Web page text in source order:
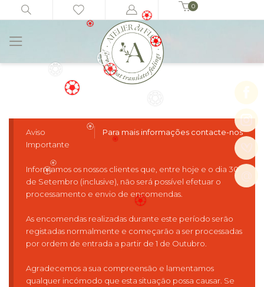
0
Início Ramos e Bouquets Clovis
Para mais informações contacte-nos
Aviso
Importante
Informamos os nossos clientes que, entre hoje e o dia 30
de Setembro (inclusive), não será possível efetuar o
processamento e envio de encomendas.
As encomendas realizadas durante este período serão
registadas normalmente e começarão a ser processadas
por ordem de entrada a partir de 1 de Outubro.
Agradecemos a sua compreensão e lamentamos
qualquer incómodo que esta situação possa causar. Se
🏵️
🏵️
🏵️
🏵️
🏵️
🏵️
🏵️